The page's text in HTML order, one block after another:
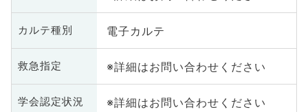
カルテ種別 電子カルテ
救急指定 ※詳細はお問い合わせください
学会認定状況 ※詳細はお問い合わせください